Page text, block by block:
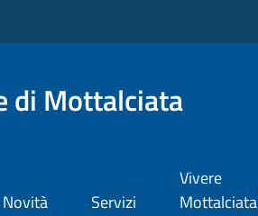
di Mottalciata
Novità Servizi
Vivere
Mottalciata